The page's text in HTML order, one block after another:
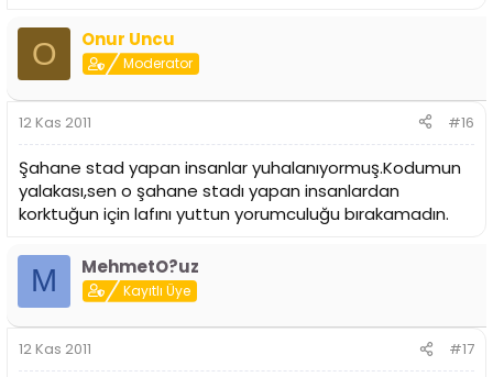
O Onur Uncu
Moderator
12 Kas 2011 #16
Şahane stad yapan insanlar yuhalanıyormuş.Kodumun
yalakası,sen o şahane stadı yapan insanlardan
korktuğun için lafını yuttun yorumculuğu bırakamadın.
M MehmetO?uz
Kayıtlı Üye
12 Kas 2011 #17